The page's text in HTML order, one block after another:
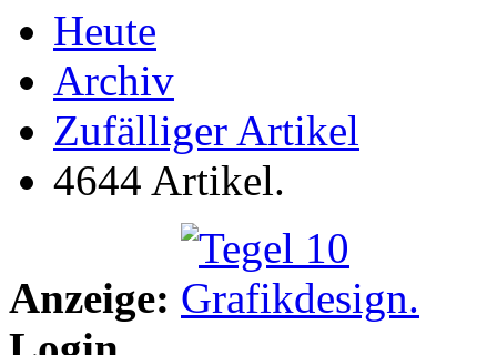
Heute
Archiv
Zufälliger Artikel
4644 Artikel.
Anzeige: